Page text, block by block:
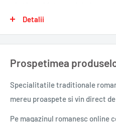
frecventat de lumea bună, și
Belle însă o bântuie un secret
îngropat: dispariția micuței sale
urmă cu mulți ani.
Când încearcă să afle ce s-a
zvonuri neliniștitoare, bârfe și
american fermecător, promite
Detalii
Prospetimea
Specialitatile traditionale
mereu proaspete si vin direct
Pe magazinul romanesc online